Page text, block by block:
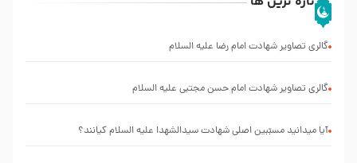
گالری تصاویر شهادت امام رضا علیه السلام
گالری تصاویر شهادت امام حسن مجتبی علیه السلام
آیا میدانید مسبّبین اصلی شهادت سیدالشهدا علیه ‌السلام کیانند؟